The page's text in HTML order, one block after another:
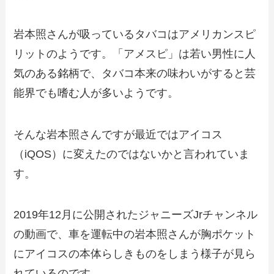
岩本照さんが吸っているタバコはアメリカンスピ
リットのようです。「アメスピ」は若い男性に人
気のある銘柄で、タバコ本来の味わいがすると芸
能界でも嗜む人が多いようです。
そんな岩本照さんですが最近ではアイコス
（iQOS）に変えたのではないかと言われていま
す。
2019年12月に公開されたジャニーズJrチャンネル
の動画で、車を運転中の岩本照さんが胸ポケット
にアイコスの本体らしきものをしまう様子が見ら